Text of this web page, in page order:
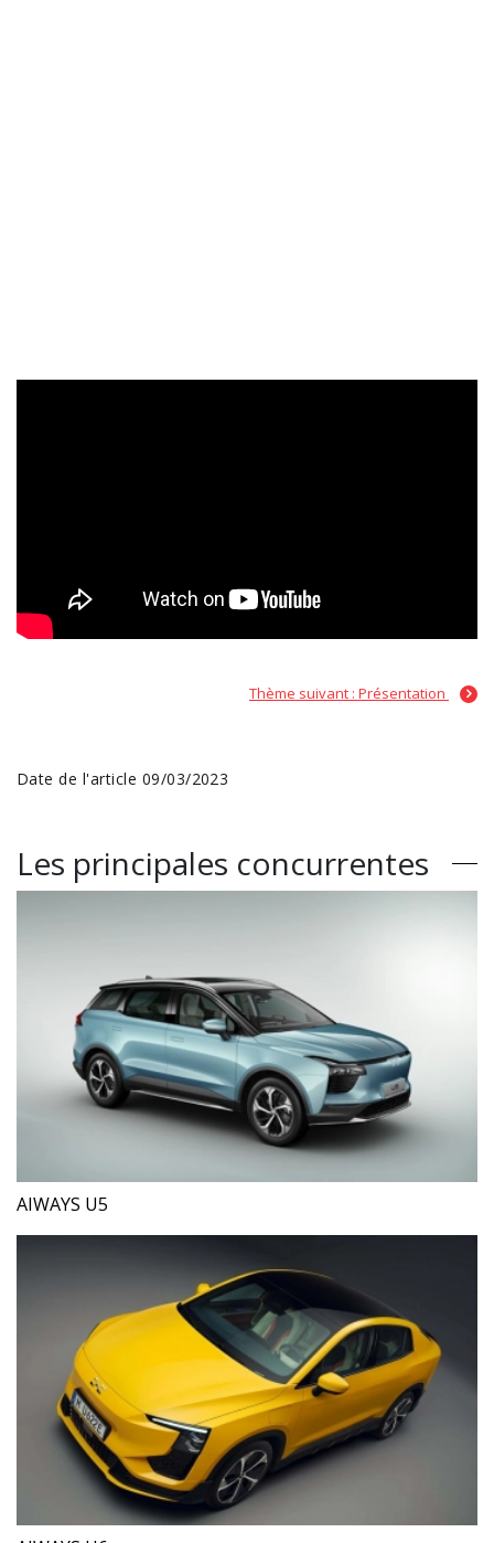
Thème suivant : Présentation
Date de l'article 09/03/2023
Les principales concurrentes
AIWAYS U5